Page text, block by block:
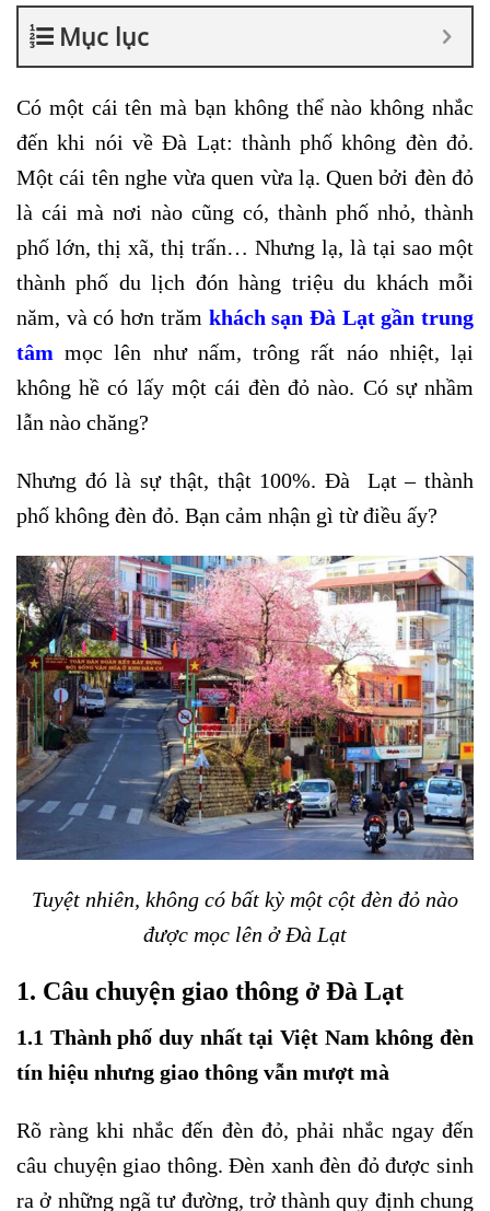
Mục lục
Có một cái tên mà bạn không thể nào không nhắc
đến khi nói về Đà Lạt: thành phố không đèn đỏ.
Một cái tên nghe vừa quen vừa lạ. Quen bởi đèn đỏ
là cái mà nơi nào cũng có, thành phố nhỏ, thành
phố lớn, thị xã, thị trấn… Nhưng lạ, là tại sao một
thành phố du lịch đón hàng triệu du khách mỗi
năm, và có hơn trăm khách sạn Đà Lạt gần trung
tâm mọc lên như nấm, trông rất náo nhiệt, lại
không hề có lấy một cái đèn đỏ nào. Có sự nhầm
lẫn nào chăng?
Nhưng đó là sự thật, thật 100%. Đà Lạt – thành
phố không đèn đỏ. Bạn cảm nhận gì từ điều ấy?
Tuyệt nhiên, không có bất kỳ một cột đèn đỏ nào
được mọc lên ở Đà Lạt
1. Câu chuyện giao thông ở Đà Lạt
1.1 Thành phố duy nhất tại Việt Nam không đèn
tín hiệu nhưng giao thông vẫn mượt mà
Rõ ràng khi nhắc đến đèn đỏ, phải nhắc ngay đến
câu chuyện giao thông. Đèn xanh đèn đỏ được sinh
ra ở những ngã tư đường, trở thành quy định chung